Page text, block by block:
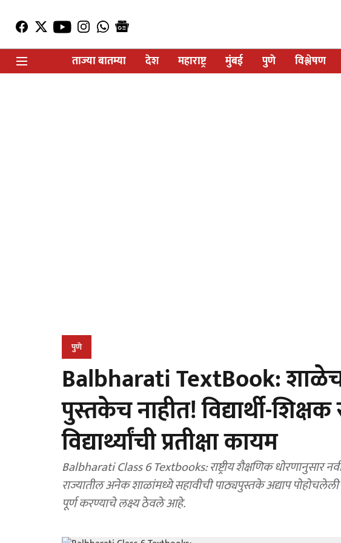
ताज्या बातम्या
देश महाराष्ट्र मुंबई पुणे विश्लेषण
पुणे
Balbharati TextBook:
पुस्तकेच नाहीत! विद्यार्थी-
विद्यार्थ्यांची प्रतीक्षा कायम
Balbharati Class 6 Textbooks: राष्ट्रीय शैक्षणिक धोरणानुसार नवीन अभ्यासक्रम लागू झाला असला तरी
राज्यातील अनेक शाळांमध्ये सहावीची पाठ्यपुस्तके अद्याप
पूर्ण करण्याचे लक्ष्य ठेवले आहे.